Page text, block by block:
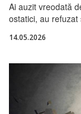
Ai auzit vreodată
ostatici, au
14.05.2026